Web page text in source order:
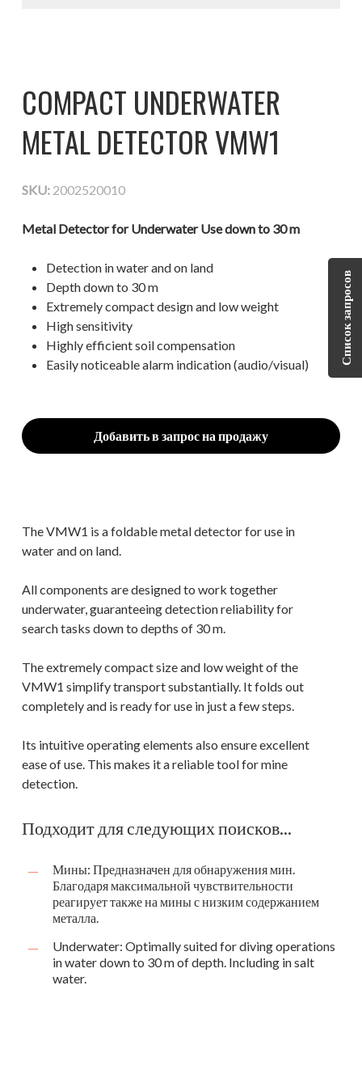
COMPACT UNDERWATER
METAL DETECTOR VMW1
SKU:2002520010
Metal Detector for Underwater Use down to 30 m
Detection in water and on land
Depth down to 30 m
Extremely compact design and low weight
High sensitivity
Highly efficient soil compensation
Easily noticeable alarm indication (audio/visual)
Добавить в запрос на продажу
The VMW1 is a foldable metal detector for use in
water and on land.
All components are designed to work together
underwater, guaranteeing detection reliability for
search tasks down to depths of 30 m.
The extremely compact size and low weight of the
VMW1 simplify transport substantially. It folds out
completely and is ready for use in just a few steps.
Its intuitive operating elements also ensure excellent
ease of use. This makes it a reliable tool for mine
detection.
Подходит для следующих поисков...
Мины: Предназначен для обнаружения мин.
Благодаря максимальной чувствительности
реагирует также на мины с низким содержанием
металла.
Underwater: Optimally suited for diving operations
in water down to 30 m of depth. Including in salt
water.
Список запросов